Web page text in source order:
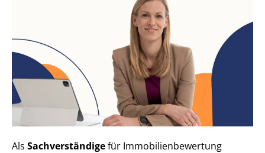
Als Sachverständigefür Im­mo­bi­li­en­be­wer­tung